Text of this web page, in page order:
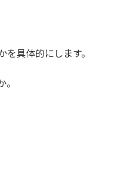
具体的にします。